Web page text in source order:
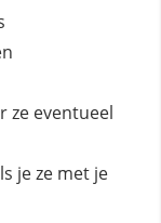
ze eventueel
je ze met je